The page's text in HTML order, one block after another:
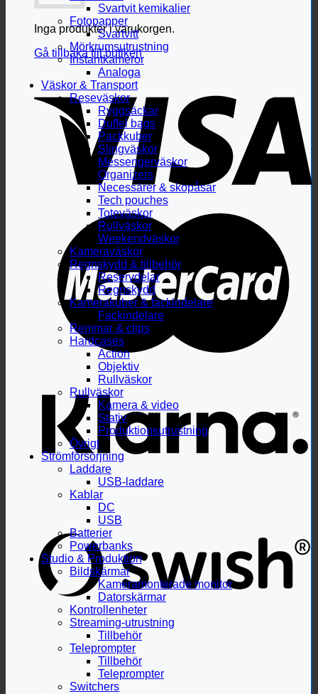
Inga produkter i varukorgen.
Gå tillbaka till butiken
Svartvit kemikalier
Fotopapper
Svartvitt
Mörkrumsutrustning
Instantkameror
Analoga
Väskor & Transport
Reseväskor
Ryggsäckar
Duffel bags
Packkuber
Slingväskor
Messengerväskor
Organizers
Necessärer & skopåsar
Tech pouches
Toteväskor
Rullväskor
Weekendväskor
Kameraväskor
Regnskydd & tillbehör
Reservdelar
Regnskydd
Kamerakuber & fackindelare
Fackindelare
Remmar & clips
Hardcases
Action
Objektiv
Rullväskor
Rullväskor
Kamera & video
Stativ
Produktionsutrustning
Övrigt
Strömförsörjning
Laddare
USB-laddare
Kablar
DC
USB
Batterier
Powerbanks
Studio & Produktion
Bildskärmar
Kameramonterade monitor
Datorskärmar
Kontrollenheter
Streaming-utrustning
Tillbehör
Teleprompter
Tillbehör
Teleprompter
Switchers